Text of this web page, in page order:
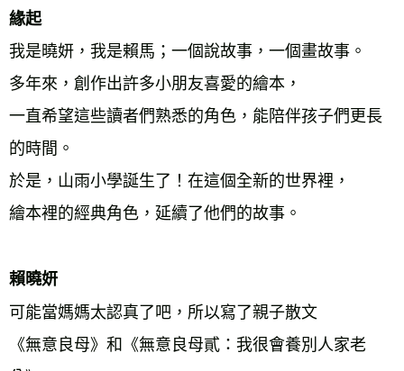
緣起
我是曉妍，我是賴馬；一個說故事，一個畫故事。
多年來，創作出許多小朋友喜愛的繪本，
一直希望這些讀者們熟悉的角色，能陪伴孩子們更長
的時間。
於是，山雨小學誕生了！在這個全新的世界裡，
繪本裡的經典角色，延續了他們的故事。
賴曉妍
可能當媽媽太認真了吧，所以寫了親子散文
《無意良母》和《無意良母貳：我很會養別人家老